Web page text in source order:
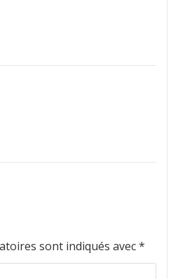
sont indiqués avec*